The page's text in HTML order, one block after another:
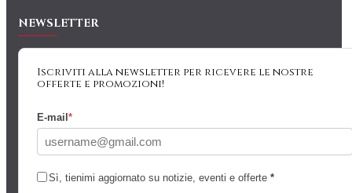
NEWSLETTER
Iscriviti alla newsletter per ricevere le nostre
offerte e promozioni!
E-mail *
Sì, tienimi aggiornato su notizie, eventi e offerte *